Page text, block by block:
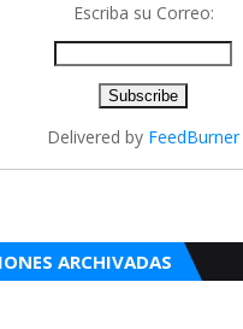
Escriba su Correo:
Delivered by FeedBurner
ARCHIVADAS